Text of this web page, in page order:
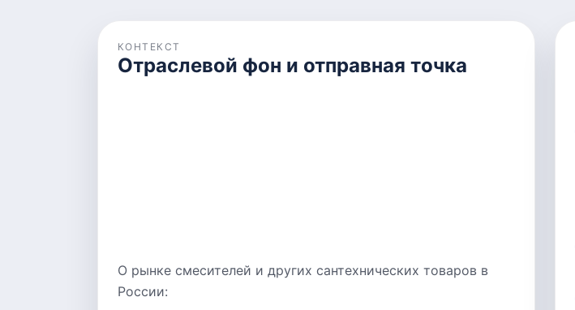
КОНТЕКСТ
Отраслевой фон и отправная точка
О рынке смесителей и других сантехнических товаров в
России: